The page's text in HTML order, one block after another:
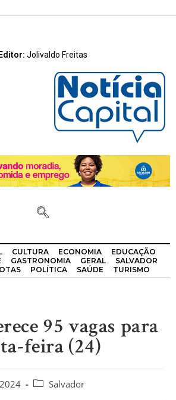
Editor: Jolivaldo Freitas
CULTURA ECONOMIA
EDUCAÇÃO
GASTRONOMIA GERAL
SALVADOR
POLÍTICA SAÚDE TURISMO
95 vagas para
feira (24)
Salvador